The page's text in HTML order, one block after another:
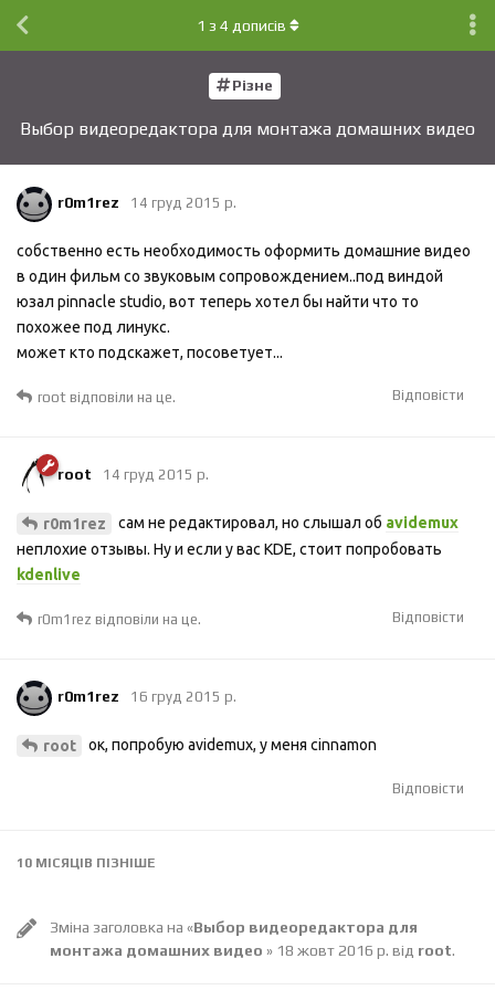
Різне
Выбор видеоредактора для монтажа домашних видео
1 з 4 дописів
r0m1rez 14 груд 2015 р.
собственно есть необходимость оформить домашние видео
в один фильм со звуковым сопровождением..под виндой
юзал pinnacle studio, вот теперь хотел бы найти что то
похожее под линукс.
может кто подскажет, посоветует...
Відповісти
root відповіли на це.
root 14 груд 2015 р.
r0m1rez сам не редактировал, но слышал об avidemux
неплохие отзывы. Ну и если у вас KDE, стоит попробовать
kdenlive
Відповісти
r0m1rez відповіли на це.
r0m1rez 16 груд 2015 р.
root ок, попробую avidemux, у меня cinnamon
Відповісти
10 МІСЯЦІВ ПІЗНІШЕ
Зміна заголовка на «Выбор видеоредактора для
монтажа домашних видео » 18 жовт 2016 р. від root.